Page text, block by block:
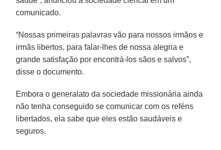
comunicado.
“Nossas primeiras palavras vão para nossos irmãos e
irmãs libertos, para falar-lhes de nossa alegria e
grande satisfação por encontrá-los sãos e salvos”,
disse o documento.
Embora o generalato da sociedade missionária ainda
não tenha conseguido se comunicar com os reféns
libertados, ela sabe que eles estão saudáveis e
seguros.